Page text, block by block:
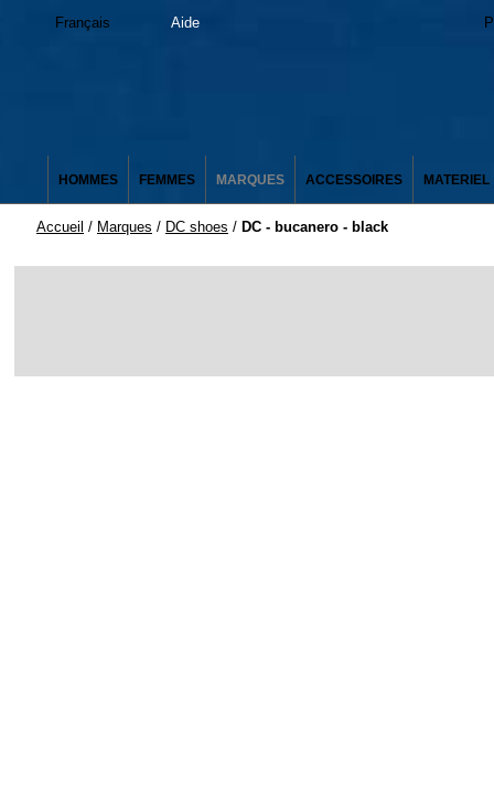
Français Aide
HOMMES FEMMES MARQUES ACCESSOIRES MATERIEL
Accueil / Marques / DC shoes / DC - bucanero - black